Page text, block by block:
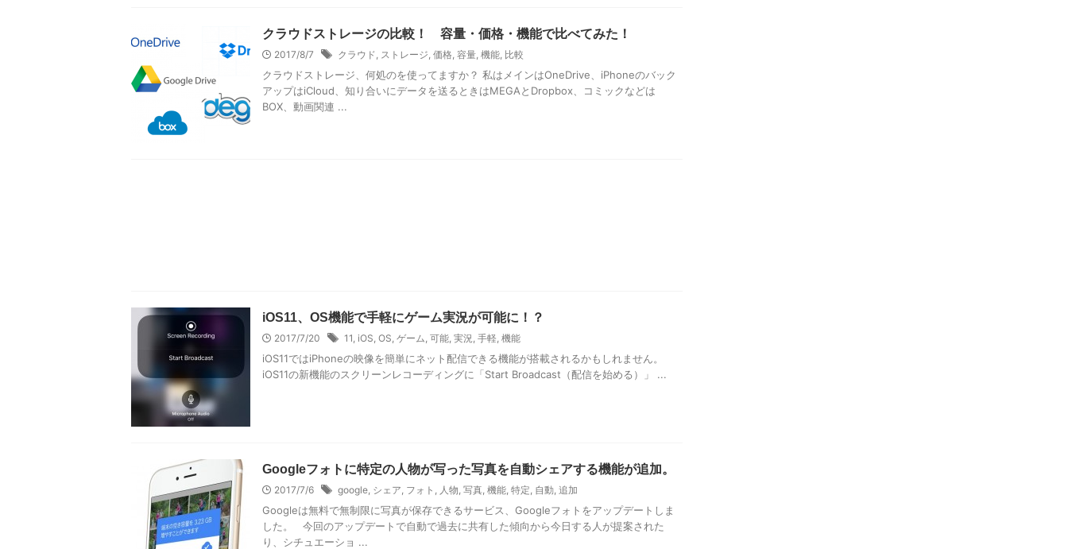
クラウドストレージの比較！ 容量・価格・機能で比べてみた！
2017/8/7 クラウド, ストレージ, 価格, 容量, 機能, 比較
クラウドストレージ、何処のを使ってますか？ 私はメインはOneDrive、iPhoneのバック
アップはiCloud、知り合いにデータを送るときはMEGAとDropbox、コミックなどは
BOX、動画関連 ...
iOS11、OS機能で手軽にゲーム実況が可能に！？
2017/7/20 11, iOS, OS, ゲーム, 可能, 実況, 手軽, 機能
iOS11ではiPhoneの映像を簡単にネット配信できる機能が搭載されるかもしれません。
iOS11の新機能のスクリーンレコーディングに「Start Broadcast（配信を始める）」 ...
Googleフォトに特定の人物が写った写真を自動シェアする機能が追加。
2017/7/6 google, シェア, フォト , 人物, 写真, 機能, 特定, 自動, 追加
Googleは無料で無制限に写真が保存できるサービス、Googleフォトをアップデートしま
した。 今回のアップデートで自動で過去に共有した傾向から今日する人が提案された
り、シチュエーショ ...